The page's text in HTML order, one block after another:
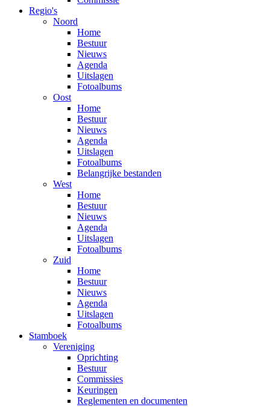
Regio's
Noord
Home
Bestuur
Nieuws
Agenda
Uitslagen
Fotoalbums
Oost
Home
Bestuur
Nieuws
Agenda
Uitslagen
Fotoalbums
Belangrijke bestanden
West
Home
Bestuur
Nieuws
Agenda
Uitslagen
Fotoalbums
Zuid
Home
Bestuur
Nieuws
Agenda
Uitslagen
Fotoalbums
Stamboek
Vereniging
Oprichting
Bestuur
Commissies
Keuringen
Reglementen en documenten